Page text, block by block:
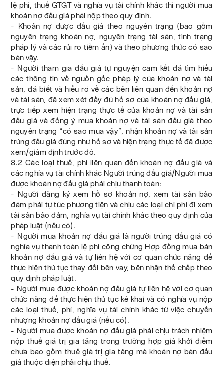
lệ phí, thuế GTGT và nghĩa vụ tài chính khác thì người mua
khoản nợ đấu giá phải nộp theo quy định.
- Khoản nợ được đấu giá theo nguyên trạng (bao gồm
nguyên trạng khoản nợ, nguyên trạng tài sản, tình trạng
pháp lý và các rủi ro tiềm ẩn) và theo phương thức có sao
bán vậy.
- Người tham gia đấu giá tự nguyện cam kết đã tìm hiểu
các thông tin về nguồn gốc pháp lý của khoản nợ và tài
sản, đã biết và hiểu rõ về các bên liên quan đến khoản nợ
và tài sản, đã xem xét đầy đủ hồ sơ của khoản nợ đấu giá,
trực tiếp xem hiện trạng thực tế của khoản nợ và tài sản
đấu giá và đồng ý mua khoản nợ và tài sản đấu giá theo
nguyên trạng “có sao mua vậy”, nhận khoản nợ và tài sản
trúng đấu giá đúng như hồ sơ và hiện trạng thực tế đã được
xem/giám định trước đó.
8.2 Các loại thuế, phí liên quan đến khoản nợ đấu giá và
các nghĩa vụ tài chính khác Người trúng đấu giá/Người mua
được khoản nợ đấu giá phải chịu thanh toán:
- Người đăng ký xem hồ sơ khoản nợ, xem tài sản bảo
đảm phải tự túc phương tiện và chịu các loại chi phí đi xem
tài sản bảo đảm, nghĩa vụ tài chính khác theo quy định của
pháp luật (nếu có).
- Người mua khoản nợ đấu giá là người trúng đấu giá có
nghĩa vụ thanh toán lệ phí công chứng Hợp đồng mua bán
khoản nợ đấu giá và tự liên hệ với cơ quan chức năng để
thực hiện thủ tục thay đổi bên vay, bên nhận thế chấp theo
quy định pháp luật.
- Người mua được khoản nợ đấu giá tự liên hệ với cơ quan
chức năng để thực hiện thủ tục kê khai và có nghĩa vụ nộp
các loại thuế, phí, nghĩa vụ tài chính khác từ việc chuyển
nhượng khoản nợ đấu giá (nếu có).
- Người mua được khoản nợ đấu giá phải chịu trách nhiệm
nộp thuế giá trị gia tăng trong trường hợp giá khởi điểm
chưa bao gồm thuế giá trị gia tăng mà khoản nợ bán đấu
giá thuộc diện phải chịu thuế.